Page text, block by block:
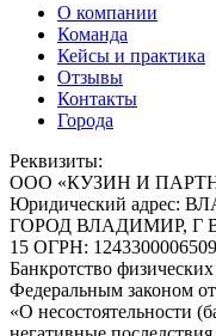
О компании
Команда
Кейсы и практика
Отзывы
Контакты
Города
Реквизиты:
ООО «КУЗИН И
Юридический адрес:
ГОРОД ВЛАДИМИР, Г
15 ОГРН: 1243300006509
Банкротство
Федеральным законом
«О несостоятельности